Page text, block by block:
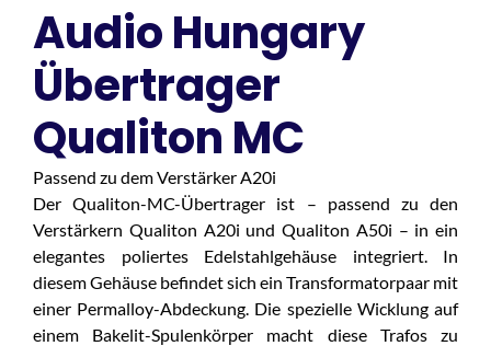
Audio Hungary
Übertrager
Qualiton MC
Passend zu dem Verstärker A20i
Der Qualiton-MC-Übertrager ist – passend zu den
Verstärkern Qualiton A20i und Qualiton A50i – in ein
elegantes poliertes Edelstahlgehäuse integriert. In
diesem Gehäuse befindet sich ein Transformatorpaar mit
einer Permalloy-Abdeckung. Die spezielle Wicklung auf
einem Bakelit-Spulenkörper macht diese Trafos zu